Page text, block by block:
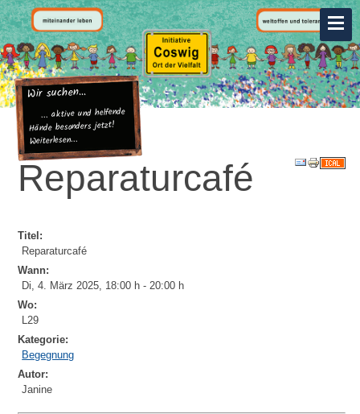
Wir suchen...
... aktive und helfende
Hände besonders jetzt!
Weiterlesen...
Reparaturcafé
Titel:
Reparaturcafé
Wann:
Di, 4. März 2025, 18:00 h -20:00 h
Wo:
L29
Kategorie:
Begegnung
Autor:
Janine